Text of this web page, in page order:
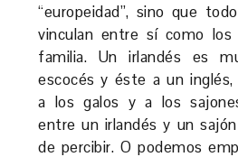
“europeidad”, sino que
vinculan entre sí como
familia. Un irlandés es
escocés y éste a un
a los galos y a los
entre un irlandés y un
de percibir. O podemos